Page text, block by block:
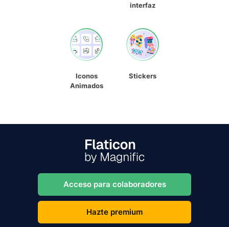
interfaz
Iconos
Animados
Stickers
Acceso para colaboradores
Hazte premium